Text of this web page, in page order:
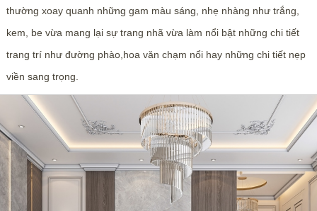
thường xoay quanh những gam màu sáng, nhẹ nhàng như trắng,
kem, be vừa mang lại sự trang nhã vừa làm nổi bật những chi tiết
trang trí như đường phào,hoa văn chạm nổi hay những chi tiết nẹp
viền sang trọng.